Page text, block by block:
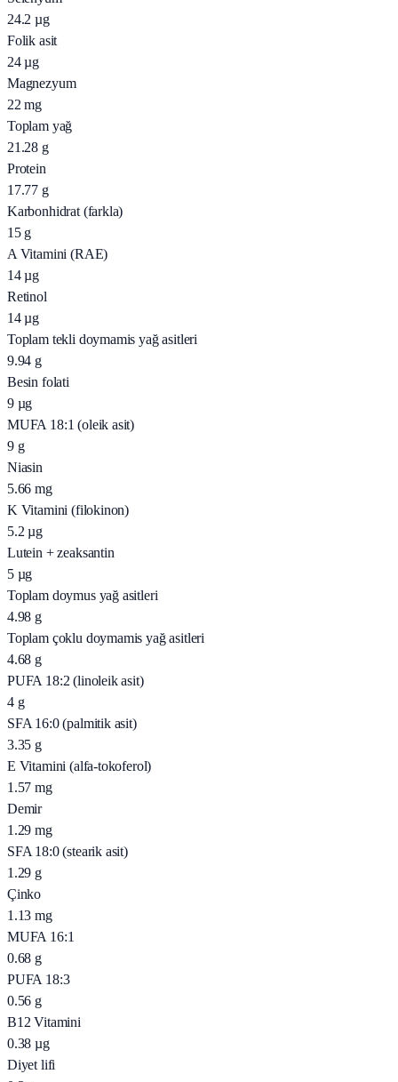
24.2 µg
Folik asit
24 µg
Magnezyum
22 mg
Toplam yağ
21.28 g
Protein
17.77 g
Karbonhidrat (farkla)
15 g
A Vitamini (RAE)
14 µg
Retinol
14 µg
Toplam tekli doymamis yağ asitleri
9.94 g
Besin folati
9 µg
MUFA 18:1 (oleik asit)
9 g
Niasin
5.66 mg
K Vitamini (filokinon)
5.2 µg
Lutein + zeaksantin
5 µg
Toplam doymus yağ asitleri
4.98 g
Toplam çoklu doymamis yağ asitleri
4.68 g
PUFA 18:2 (linoleik asit)
4 g
SFA 16:0 (palmitik asit)
3.35 g
E Vitamini (alfa-tokoferol)
1.57 mg
Demir
1.29 mg
SFA 18:0 (stearik asit)
1.29 g
Çinko
1.13 mg
MUFA 16:1
0.68 g
PUFA 18:3
0.56 g
B12 Vitamini
0.38 µg
Diyet lifi